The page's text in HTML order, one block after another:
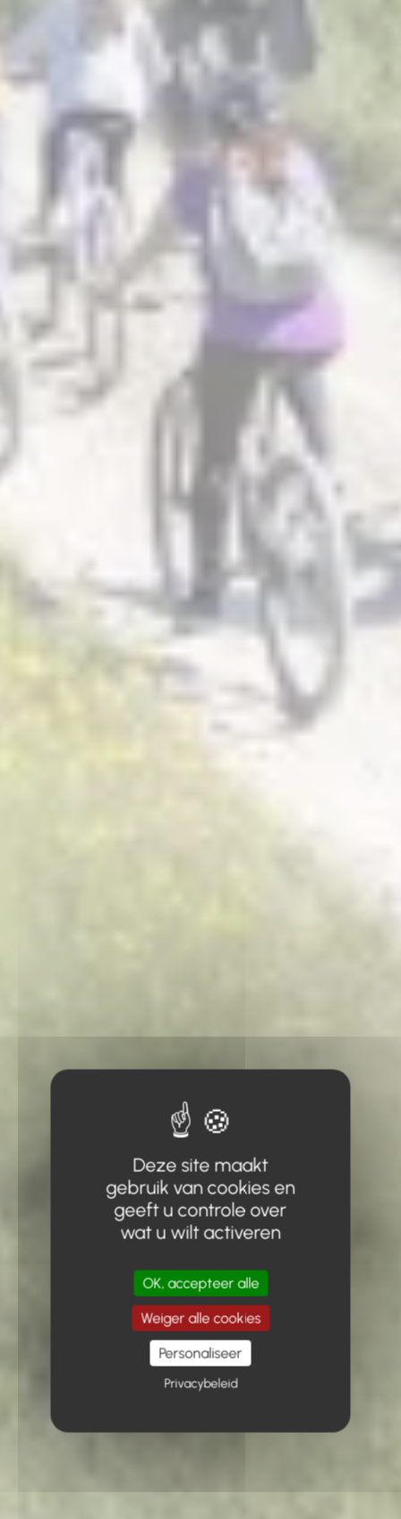
Deze site maakt
gebruik van cookies en
geeft u controle over
wat u wilt activeren
OK, accepteer alle
Weiger alle cookies
Personaliseer
Privacybeleid